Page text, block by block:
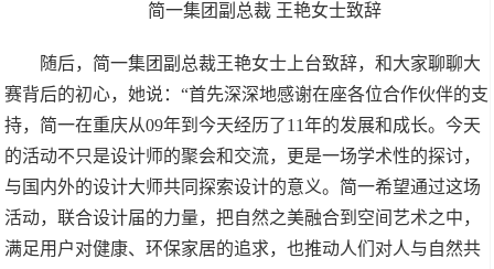
简一集团副总裁 王艳女士致辞
随后，简一集团副总裁王艳女士上台致辞，和大家聊聊大
赛背后的初心，她说：“首先深深地感谢在座各位合作伙伴的支
持，简一在重庆从09年到今天经历了11年的发展和成长。今天
的活动不只是设计师的聚会和交流，更是一场学术性的探讨，
与国内外的设计大师共同探索设计的意义。简一希望通过这场
活动，联合设计届的力量，把自然之美融合到空间艺术之中，
满足用户对健康、环保家居的追求，也推动人们对人与自然共